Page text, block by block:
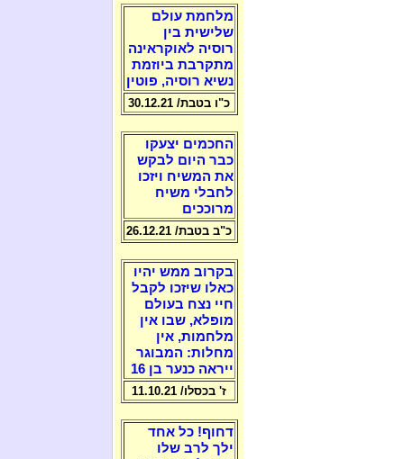
מלחמת עולם
שלישית בין
רוסיה לאוקראינה
מתקרבת ביוזמת
נשיא רוסיה, פוטין
כ"ו בטבת/ 30.12.21
החכמים יצעקו
כבר היום לבקש
את המשיח ויזכו
לחבלי משיח
מרוככים
כ"ב בטבת/ 26.12.21
בקרוב ממש יהיו
כאלו שיזכו לקבל
חיי נצח בעולם
מופלא, שבו אין
מלחמות, אין
מחלות: המבוגר
ייראה כנער בן 16
ז' בכסלו/ 11.10.21
דחוף! כל אחד
ילך לרב שלו